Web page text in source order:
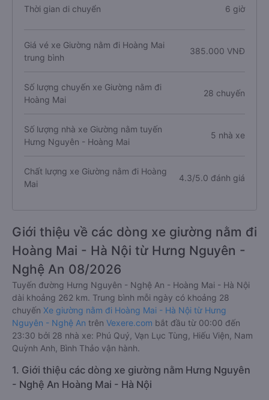
Thời gian di chuyển 6 giờ
Giá vé xe Giường nằm đi Hoàng Mai
trung bình
385.000 VNĐ
Số lượng chuyến xe Giường nằm đi
Hoàng Mai
28 chuyến
Số lượng nhà xe Giường nằm tuyến
Hưng Nguyên - Hoàng Mai
5 nhà xe
Chất lượng xe Giường nằm đi Hoàng
Mai
4.3/5.0 đánh giá
Giới thiệu về các dòng xe giường nằm đi
Hoàng Mai - Hà Nội từ Hưng Nguyên -
Nghệ An 08/2026
Tuyến đường Hưng Nguyên - Nghệ An - Hoàng Mai - Hà Nội
dài khoảng 262 km. Trung bình mỗi ngày có khoảng 28
chuyến Xe giường nằm đi Hoàng Mai - Hà Nội từ Hưng
Nguyên - Nghệ An trên Vexere.com bắt đầu từ 00:00 đến
23:30 bởi 28 nhà xe: Phú Quý, Vạn Lục Tùng, Hiếu Viện, Nam
Quỳnh Anh, Bình Thảo vận hành.
1. Giới thiệu các dòng xe giường nằm Hưng Nguyên
- Nghệ An Hoàng Mai - Hà Nội